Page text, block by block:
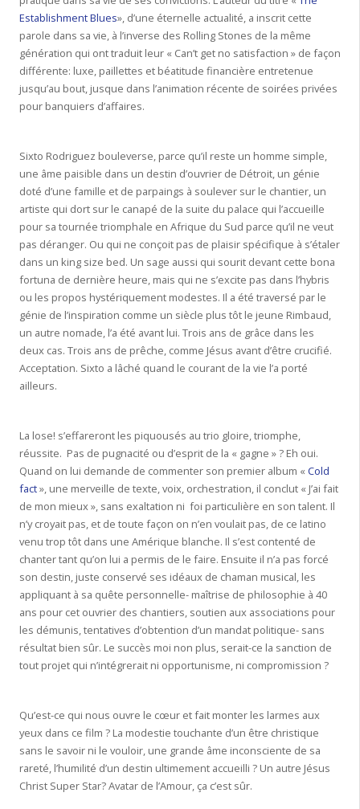
Establishment Blues», d’une éternelle actualité, a inscrit cette
parole dans sa vie, à l’inverse des Rolling Stones de la même
génération qui ont traduit leur « Can’t get no satisfaction » de façon
différente: luxe, paillettes et béatitude financière entretenue
jusqu’au bout, jusque dans l’animation récente de soirées privées
pour banquiers d’affaires.
Sixto Rodriguez bouleverse, parce qu’il reste un homme simple,
une âme paisible dans un destin d’ouvrier de Détroit, un génie
doté d’une famille et de parpaings à soulever sur le chantier, un
artiste qui dort sur le canapé de la suite du palace qui l’accueille
pour sa tournée triomphale en Afrique du Sud parce qu’il ne veut
pas déranger. Ou qui ne conçoit pas de plaisir spécifique à s’étaler
dans un king size bed. Un sage aussi qui sourit devant cette bona
fortuna de dernière heure, mais qui ne s’excite pas dans l’hybris
ou les propos hystériquement modestes. Il a été traversé par le
génie de l’inspiration comme un siècle plus tôt le jeune Rimbaud,
un autre nomade, l’a été avant lui. Trois ans de grâce dans les
deux cas. Trois ans de prêche, comme Jésus avant d’être crucifié.
Acceptation. Sixto a lâché quand le courant de la vie l’a porté
ailleurs.
La lose! s’effareront les piquousés au trio gloire, triomphe,
réussite. Pas de pugnacité ou d’esprit de la « gagne » ? Eh oui.
Quand on lui demande de commenter son premier album «Cold
fact», une merveille de texte, voix, orchestration, il conclut « J’ai fait
de mon mieux », sans exaltation ni foi particulière en son talent. Il
n’y croyait pas, et de toute façon on n’en voulait pas, de ce latino
venu trop tôt dans une Amérique blanche. Il s’est contenté de
chanter tant qu’on lui a permis de le faire. Ensuite il n’a pas forcé
son destin, juste conservé ses idéaux de chaman musical, les
appliquant à sa quête personnelle- maîtrise de philosophie à 40
ans pour cet ouvrier des chantiers, soutien aux associations pour
les démunis, tentatives d’obtention d’un mandat politique- sans
résultat bien sûr. Le succès moi non plus, serait-ce la sanction de
tout projet qui n’intégrerait ni opportunisme, ni compromission ?
Qu’est-ce qui nous ouvre le cœur et fait monter les larmes aux
yeux dans ce film ? La modestie touchante d’un être christique
sans le savoir ni le vouloir, une grande âme inconsciente de sa
rareté, l’humilité d’un destin ultimement accueilli ? Un autre Jésus
Christ Super Star? Avatar de l’Amour, ça c’est sûr.